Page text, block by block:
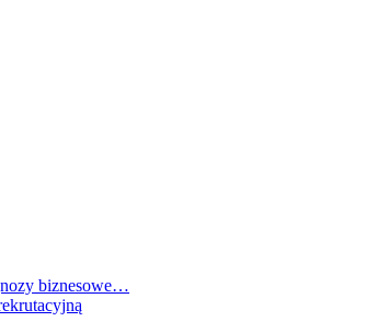
biznesowe…